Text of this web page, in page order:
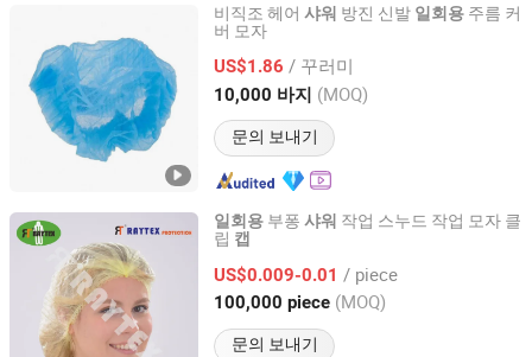
비직조 헤어 샤워 방진 신발 일회용 주름 커
버 모자
US$1.86 / 꾸러미
10,000 바지 (MOQ)
문의 보내기
Hubei Qianjiang Kingphar Medical Material Co., Ltd.
Hubei, China 이후 2020
일회용 부퐁 샤워 작업 스누드 작업 모자 클
립 캡
US$0.009-0.01 / piece
100,000 piece (MOQ)
문의 보내기
Wuhan Raytex Protection Co., Ltd.
Hubei, China 이후 2012